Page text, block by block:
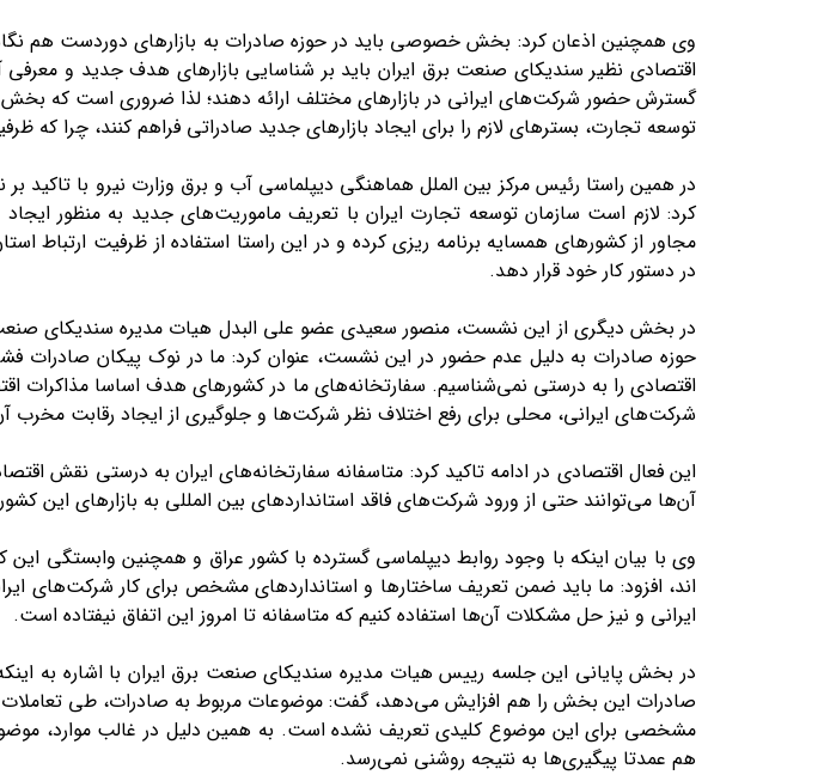
وی همچنین اذعان کرد: بخش خصوصی باید در حوزه صادرات به بازار‌های دوردست هم
گسترش حضور شرکت‌های ایرانی در بازار‌های مختلف ارائه دهند؛ لذا ضروری است که
توسعه تجارت، بستر‌های لازم را برای ایجاد بازار‌های جدید صادراتی فراهم کنند، چرا که
در همین راستا رئیس مرکز بین الملل هماهنگی دیپلماسی آب و برق وزارت نیرو با
کرد: لازم است سازمان توسعه تجارت ایران با تعریف ماموریت‌های جدید به منظور
مجاور از کشور‌های همسایه برنامه ریزی کرده و در این راستا استفاده از ظرفیت
در دستور کار خود قرار دهد.
در بخش دیگری از این نشست، منصور سعیدی عضو علی البدل هیات مدیره سندیکای
حوزه صادرات به دلیل عدم حضور در این نشست، عنوان کرد: ما در نوک پیکان صادرات
اقتصادی را به درستی نمی‌شناسیم. سفارتخانه‌های ما در کشور‌های هدف اساسا مذاکرات
شرکت‌های ایرانی، محلی برای رفع اختلاف نظر شرکت‌ها و جلوگیری از ایجاد رقابت مخرب
این فعال اقتصادی در ادامه تاکید کرد: متاسفانه سفارتخانه‌های ایران به درستی نقش
آن‌ها می‌توانند حتی از ورود شرکت‌های فاقد استاندارد‌های بین المللی به بازار‌های این
وی با بیان اینکه با وجود روابط دیپلماسی گسترده با کشور عراق و همچنین وابستگی
اند، افزود: ما باید ضمن تعریف ساختار‌ها و استاندارد‌های مشخص برای کار شرکت‌های
ایرانی و نیز حل مشکلات آن‌ها استفاده کنیم که متاسفانه تا امروز این اتفاق نیفتاده است.
در بخش پایانی این جلسه رییس هیات مدیره سندیکای صنعت برق ایران با اشاره به
صادرات این بخش را هم افزایش می‌دهد، گفت: موضوعات مربوط به صادرات، طی
مشخصی برای این موضوع کلیدی تعریف نشده است. به همین دلیل در غالب موارد،
هم عمدتا پیگیری‌ها به نتیجه روشنی نمی‌رسد.